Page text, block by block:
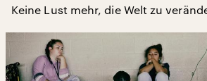
Keine Lust mehr, die Welt zu